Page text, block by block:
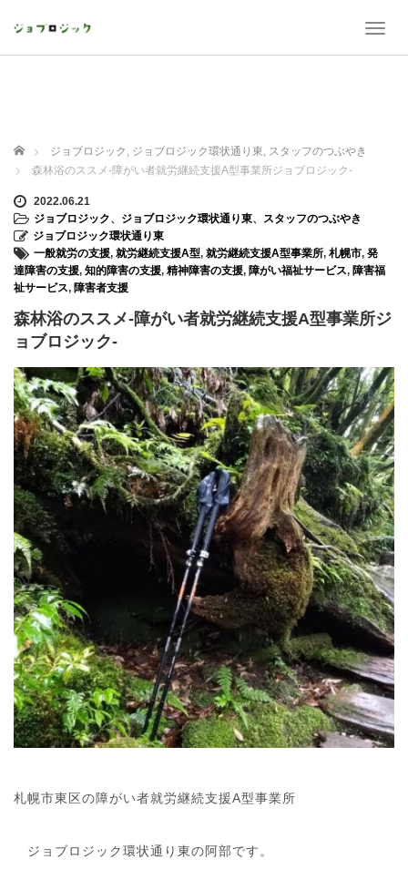
T
t
i
ホーム ジョブロジック , ジョブロジック環状通り東, スタッフのつぶやき
森林浴のススメ-障がい者就労継続支援A型事業所ジョブロジック-
2022.06.21
ジョブロジック、 ジョブロジック環状通り東、 スタッフのつぶやき
ジョブロジック環状通り東
一般就労の支援, 就労継続支援A型, 就労継続支援A型事業所, 札幌市, 発
達障害の支援, 知的障害の支援, 精神障害の支援, 障がい福祉サービス, 障害福
祉サービス, 障害者支援
森林浴のススメ-障がい者就労継続支援A型事業所ジ
ョブロジック-
札幌市東区の障がい者就労継続支援A型事業所
ジョブロジック環状通り東の阿部です。